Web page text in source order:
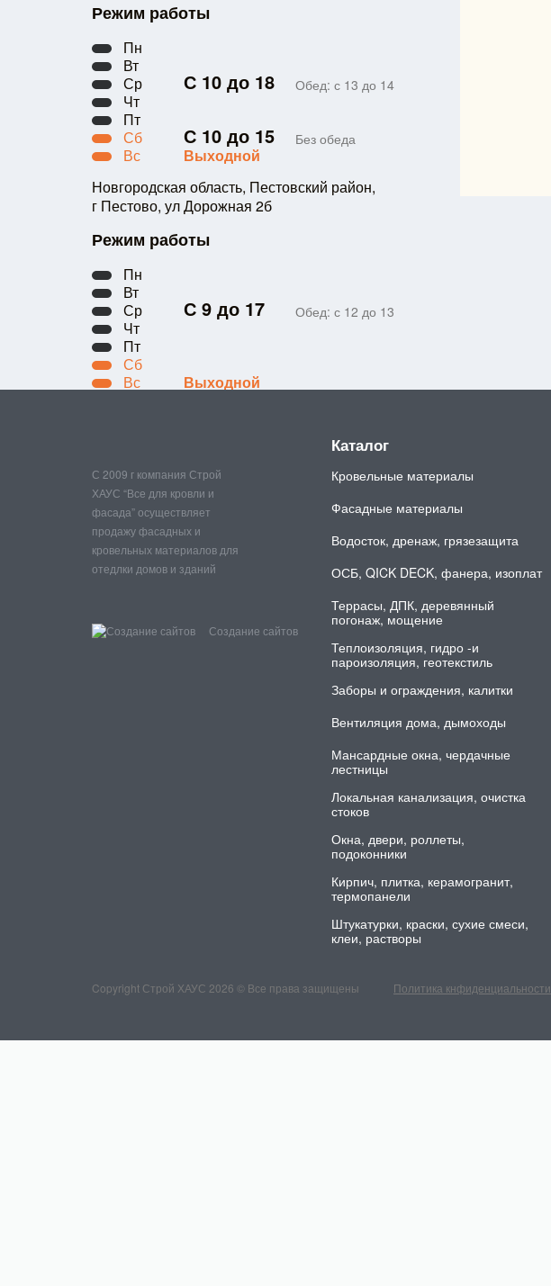
Режим работы
Пн
Вт
Ср
С 10 до 18 Обед: с 13 до 14
Чт
Пт
Сб
С 10 до 15 Без обеда
Вс
Выходной
Новгородская область, Пестовский район,
г Пестово, ул Дорожная 2б
Режим работы
Пн
Вт
Ср
С 9 до 17 Обед: с 12 до 13
Чт
Пт
Сб
Вс
Выходной
С 2009 г компания Строй
ХАУС “Все для кровли и
фасада” осуществляет
продажу фасадных и
кровельных материалов для
отедлки домов и зданий
Создание сайтов
Каталог
Кровельные материалы
Фасадные материалы
Водосток, дренаж, грязезащита
ОСБ, QICK DECK, фанера, изоплат
Террасы, ДПК, деревянный
погонаж, мощение
Теплоизоляция, гидро -и
пароизоляция, геотекстиль
Заборы и ограждения, калитки
Вентиляция дома, дымоходы
Мансардные окна, чердачные
лестницы
Локальная канализация, очистка
стоков
Окна, двери, роллеты,
подоконники
Кирпич, плитка, керамогранит,
термопанели
Штукатурки, краски, сухие смеси,
клеи, растворы
Copyright Строй ХАУС 2026 © Все права защищены Политика кнфиденциальности